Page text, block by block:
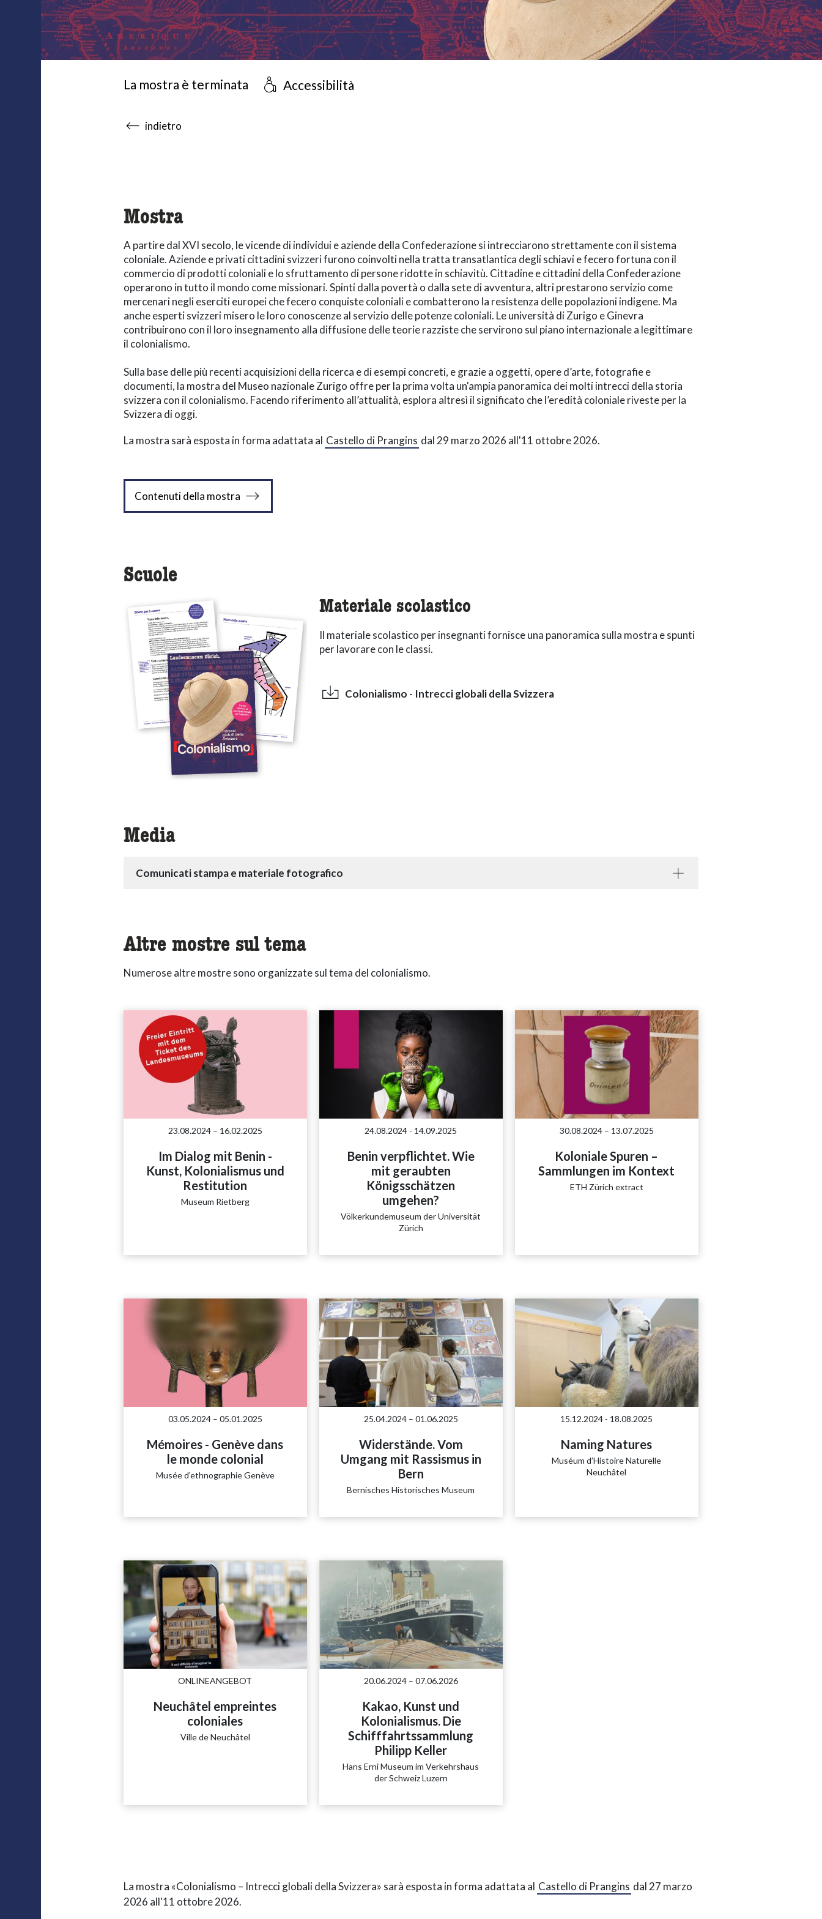
La mostra è terminata Accessibilità
accessibility.sr-only.body-term
indietro
Mostra
A partire dal XVI secolo, le vicende di individui e aziende della Confederazione si intrecciarono strettamente con il sistema
coloniale. Aziende e privati cittadini svizzeri furono coinvolti nella tratta transatlantica degli schiavi e fecero fortuna con il
commercio di prodotti coloniali e lo sfruttamento di persone ridotte in schiavitù. Cittadine e cittadini della Confederazione
operarono in tutto il mondo come missionari. Spinti dalla povertà o dalla sete di avventura, altri prestarono servizio come
mercenari negli eserciti europei che fecero conquiste coloniali e combatterono la resistenza delle popolazioni indigene. Ma
anche esperti svizzeri misero le loro conoscenze al servizio delle potenze coloniali. Le università di Zurigo e Ginevra
contribuirono con il loro insegnamento alla diffusione delle teorie razziste che servirono sul piano internazionale a legittimare
il colonialismo.
Sulla base delle più recenti acquisizioni della ricerca e di esempi concreti, e grazie a oggetti, opere d’arte, fotografie e
documenti, la mostra del Museo nazionale Zurigo offre per la prima volta un'ampia panoramica dei molti intrecci della storia
svizzera con il colonialismo. Facendo riferimento all’attualità, esplora altresì il significato che l’eredità coloniale riveste per la
Svizzera di oggi.
La mostra sarà esposta in forma adattata al Castello di Prangins dal 29 marzo 2026 all'11 ottobre 2026.
Contenuti della mostra
Scuole
Materiale scolastico
Il materiale scolastico per insegnanti fornisce una panoramica sulla mostra e spunti
per lavorare con le classi.
Colonialismo - Intrecci globali della Svizzera
Media
Comunicati stampa e materiale fotografico
Altre mostre sul tema
Numerose altre mostre sono organizzate sul tema del colonialismo.
23.08.2024 – 16.02.2025
Im Dialog mit Benin -
Kunst, Kolonialismus und
Restitution
Museum Rietberg
24.08.2024 - 14.09.2025
Benin verpflichtet. Wie
mit geraubten
Königsschätzen
umgehen?
Völkerkundemuseum der Universität
Zürich
30.08.2024 – 13.07.2025
Koloniale Spuren –
Sammlungen im Kontext
ETH Zürich extract
03.05.2024 – 05.01.2025
Mémoires - Genève dans
le monde colonial
Musée d'ethnographie Genève
25.04.2024 – 01.06.2025
Widerstände. Vom
Umgang mit Rassismus in
Bern
Bernisches Historisches Museum
15.12.2024 - 18.08.2025
Naming Natures
Muséum d’Histoire Naturelle
Neuchâtel
ONLINEANGEBOT
Neuchâtel empreintes
coloniales
Ville de Neuchâtel
20.06.2024 – 07.06.2026
Kakao, Kunst und
Kolonialismus. Die
Schifffahrtssammlung
Philipp Keller
Hans Erni Museum im Verkehrshaus
der Schweiz Luzern
La mostra «Colonialismo – Intrecci globali della Svizzera» sarà esposta in forma adattata al Castello di Prangins dal 27 marzo
2026 all'11 ottobre 2026.